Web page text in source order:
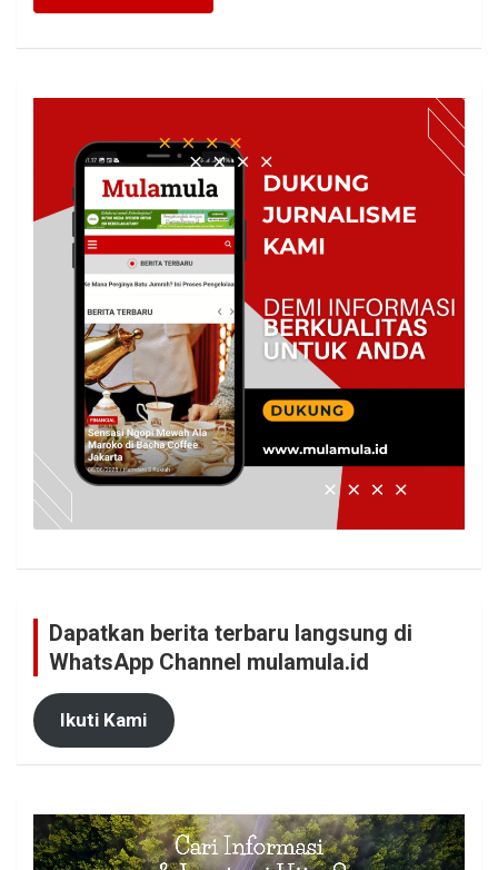
Dapatkan berita terbaru langsung di
WhatsApp Channel mulamula.id
Ikuti Kami